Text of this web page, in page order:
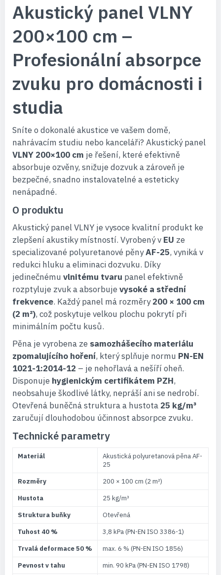
Akustický panel VLNY
200×100 cm –
Profesionální absorpce
zvuku pro domácnosti i
studia
Sníte o dokonalé akustice ve vašem domě,
nahrávacím studiu nebo kanceláři? Akustický panel
VLNY 200×100 cm je řešení, které efektivně
absorbuje ozvěny, snižuje dozvuk a zároveň je
bezpečné, snadno instalovatelné a esteticky
nenápadné.
O produktu
Akustický panel VLNY je vysoce kvalitní produkt ke
zlepšení akustiky místností. Vyrobený v EU ze
specializované polyuretanové pěnyAF-25, vyniká v
redukci hluku a eliminaci dozvuku. Díky
jedinečnému vlnitému tvaru panel efektivně
rozptyluje zvuk a absorbujevysoké a střední
frekvence. Každý panel má rozměry200 × 100 cm
(2 m²), což poskytuje velkou plochu pokrytí při
minimálním počtu kusů.
Pěna je vyrobena ze samozhášecího materiálu
zpomalujícího hoření, který splňuje normu PN-EN
1021-1:2014-12 – je nehořlavá a nešíří oheň.
Disponuje hygienickým certifikátem PZH,
neobsahuje škodlivé látky, nepráší ani se nedrobí.
Otevřená buněčná struktura a hustota 25 kg/m³
zaručují dlouhodobou účinnost absorpce zvuku.
Technické parametry
Materiál
Akustická polyuretanová pěna AF-
25
Rozměry
200 × 100 cm (2 m²)
Hustota
25 kg/m³
Struktura buňky
Otevřená
Tuhost 40 %
3,8 kPa (PN-EN ISO 3386-1)
Trvalá deformace 50 %
max. 6 % (PN-EN ISO 1856)
Pevnost v tahu
min. 90 kPa (PN-EN ISO 1798)